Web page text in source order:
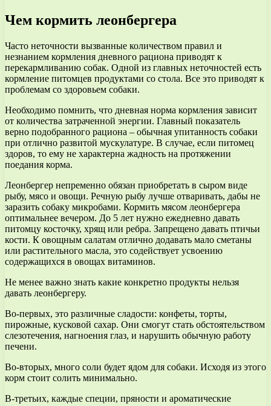
Чем кормить леонбергера
Часто неточности вызванные количеством правил и
незнанием кормления дневного рациона приводят к
перекармливанию собак. Одной из главных неточностей есть
кормление питомцев продуктами со стола. Все это приводят к
проблемам со здоровьем собаки.
Необходимо помнить, что дневная норма кормления зависит
от количества затраченной энергии. Главный показатель
верно подобранного рациона – обычная упитанность собаки
при отлично развитой мускулатуре. В случае, если питомец
здоров, то ему не характерна жадность на протяжении
поедания корма.
Леонбергер непременно обязан приобретать в сыром виде
рыбу, мясо и овощи. Речную рыбу лучше отваривать, дабы не
заразить собаку микробами. Кормить мясом леонбергера
оптимальнее вечером. До 5 лет нужно ежедневно давать
питомцу косточку, хрящ или ребра. Запрещено давать птичьи
кости. К овощным салатам отлично додавать мало сметаны
или растительного масла, это содействует усвоению
содержащихся в овощах витаминов.
Не менее важно знать какие конкретно продукты нельзя
давать леонбергеру.
Во-первых, это различные сладости: конфеты, торты,
пирожные, кусковой сахар. Они смогут стать обстоятельством
слезотечения, нагноения глаз, и нарушить обычную работу
печени.
Во-вторых, много соли будет ядом для собаки. Исходя из этого
корм стоит солить минимально.
В-третьих, каждые специи, пряности и ароматические